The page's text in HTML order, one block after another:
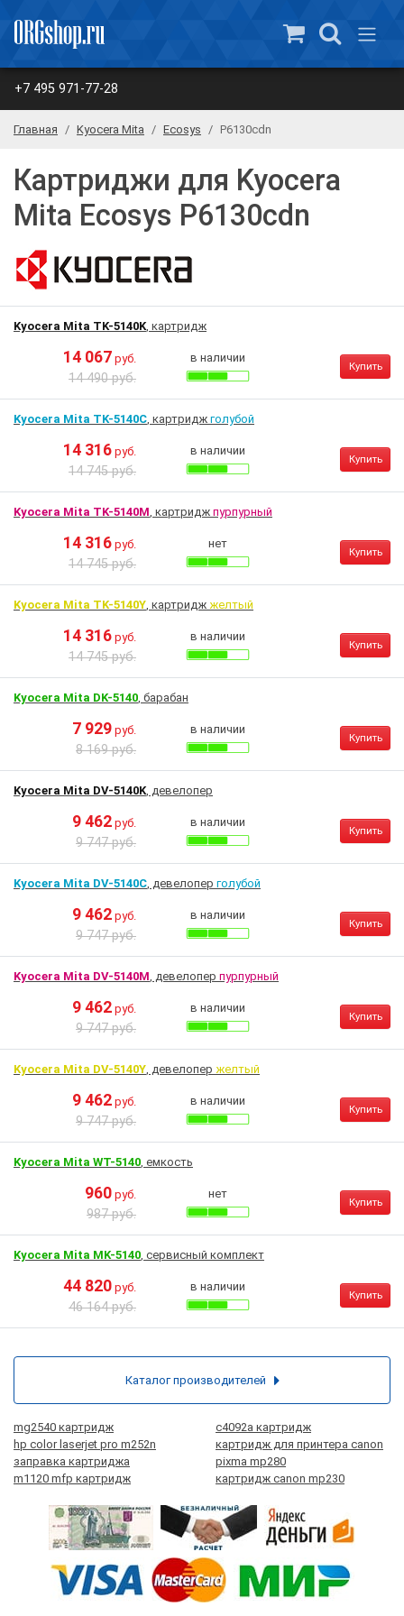
+7 495 971-77-28
Главная Kyocera Mita Ecosys P6130cdn
Картриджи для Kyocera
Mita Ecosys P6130cdn
Kyocera Mita TK-5140K, картридж
14 067 руб.
14 490 руб.
в наличии
Купить
Kyocera Mita TK-5140C, картридж голубой
14 316 руб.
14 745 руб.
в наличии
Купить
Kyocera Mita TK-5140M, картридж пурпурный
14 316 руб.
14 745 руб.
нет
Купить
Kyocera Mita TK-5140Y, картридж желтый
14 316 руб.
14 745 руб.
в наличии
Купить
Kyocera Mita DK-5140, барабан
7 929 руб.
8 169 руб.
в наличии
Купить
Kyocera Mita DV-5140K, девелопер
9 462 руб.
9 747 руб.
в наличии
Купить
Kyocera Mita DV-5140C, девелопер голубой
9 462 руб.
9 747 руб.
в наличии
Купить
Kyocera Mita DV-5140M, девелопер пурпурный
9 462 руб.
9 747 руб.
в наличии
Купить
Kyocera Mita DV-5140Y, девелопер желтый
9 462 руб.
9 747 руб.
в наличии
Купить
Kyocera Mita WT-5140, емкость
960 руб.
987 руб.
нет
Купить
Kyocera Mita MK-5140, сервисный комплект
44 820 руб.
46 164 руб.
в наличии
Купить
mg2540 картридж
c4092a картридж
hp color laserjet pro m252n
заправка картриджа
картридж для принтера canon
pixma mp280
m1120 mfp картридж
картридж canon mp230